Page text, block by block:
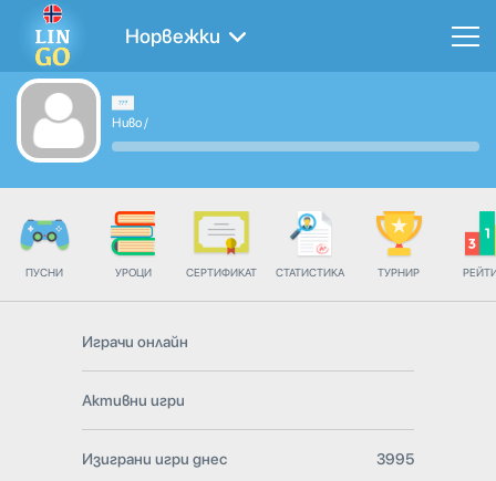
Норвежки
Ниво/
ПУСНИ УРОЦИ СЕРТИФИКАТ СТАТИСТИКА ТУРНИР
Играчи онлайн
Активни игри
Изиграни игри днес 3995